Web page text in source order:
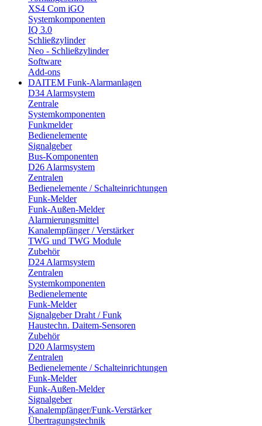
XS4 Com iGO
Systemkomponenten
IQ 3.0
Schließzylinder
Neo - Schließzylinder
Software
Add-ons
DAITEM Funk-Alarmanlagen
D34 Alarmsystem
Zentrale
Systemkomponenten
Funkmelder
Bedienelemente
Signalgeber
Bus-Komponenten
D26 Alarmsystem
Zentralen
Bedienelemente / Schalteinrichtungen
Funk-Melder
Funk-Außen-Melder
Alarmierungsmittel
Kanalempfänger / Verstärker
TWG und TWG Module
Zubehör
D24 Alarmsystem
Zentralen
Systemkomponenten
Bedienelemente
Funk-Melder
Signalgeber Draht / Funk
Haustechn. Daitem-Sensoren
Zubehör
D20 Alarmsystem
Zentralen
Bedienelemente / Schalteinrichtungen
Funk-Melder
Funk-Außen-Melder
Signalgeber
Kanalempfänger/Funk-Verstärker
Übertragungstechnik